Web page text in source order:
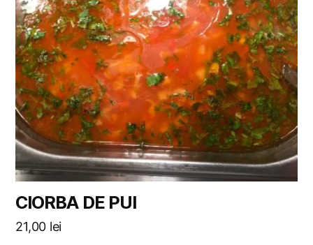
CIORBA DE PUI
21,00 lei